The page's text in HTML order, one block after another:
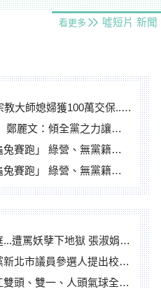
看更多 噓短片 新聞
獲100萬交保...快步奔離不發一語
文：傾全黨之力讓彰化贏
綠營、無黨籍忙否認是烏龜
綠營、無黨籍忙否認是烏龜
下地獄 張淑娟批：舌頭殺人有罪
參選人提出校園反毒防線升級政見
、雙一、人頭氣球全登場